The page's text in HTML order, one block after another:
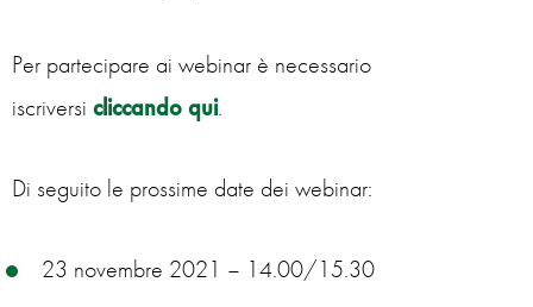
Per partecipare ai webinar è necessario
iscriversi cliccando qui.
Di seguito le prossime date dei webinar:
23 novembre 2021 – 14.00/15.30